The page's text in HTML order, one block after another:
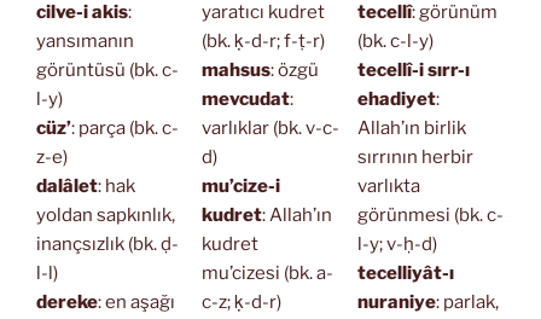
cilve-i akis:
yansımanın
görüntüsü (bk. c-
l-y)
cüz’: parça (bk. c-
z-e)
dalâlet: hak
yoldan sapkınlık,
inançsızlık (bk. ḍ-
l-l)
dereke: en aşağı
yaratıcı kudret
(bk. ḳ-d-r; f-ṭ-r)
mahsus: özgü
mevcudat:
varlıklar (bk. v-c-
d)
mu’cize-i
kudret: Allah’ın
kudret
mu’cizesi (bk. a-
c-z; ḳ-d-r)
tecellî: görünüm
(bk. c-l-y)
tecellî-i sırr-ı
ehadiyet:
Allah’ın birlik
sırrının herbir
varlıkta
görünmesi (bk. c-
l-y; v-ḥ-d)
tecelliyât-ı
nuraniye: parlak,